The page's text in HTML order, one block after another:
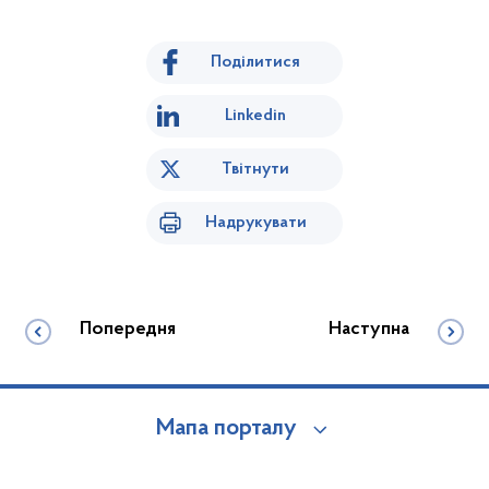
Поділитися
Linkedin
Твітнути
Надрукувати
Попередня Наступна
Мапа порталу